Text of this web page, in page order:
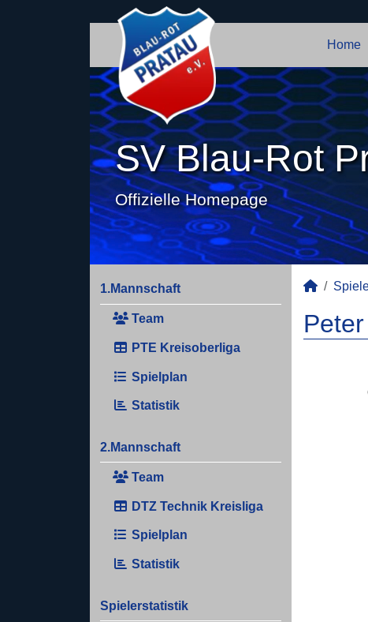
Home
SV Blau-Rot
Offizielle Homepage
1.Mannschaft
Team
PTE Kreisoberliga
Spielplan
Statistik
2.Mannschaft
Team
DTZ Technik Kreisliga
Spielplan
Statistik
Spielerstatistik